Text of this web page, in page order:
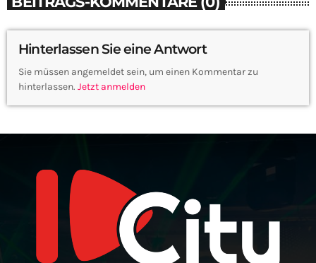
Hinterlassen Sie eine Antwort
Sie müssen angemeldet sein, um einen Kommentar zu
hinterlassen. Jetzt anmelden